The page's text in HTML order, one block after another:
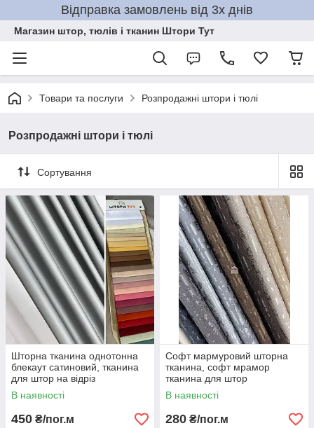
Відправка замовлень від 3х днів
Магазин штор, тюлів і тканин Штори Тут
Товари та послуги Розпродажні штори і тюлі
Розпродажні штори і тюлі
Сортування
Шторна тканина однотонна
блекаут сатиновий, тканина
для штор на відріз
В наявності
450 ₴/пог.м
Софт мармуровий шторна
тканина, софт мрамор
тканина для штор
В наявності
280 ₴/пог.м